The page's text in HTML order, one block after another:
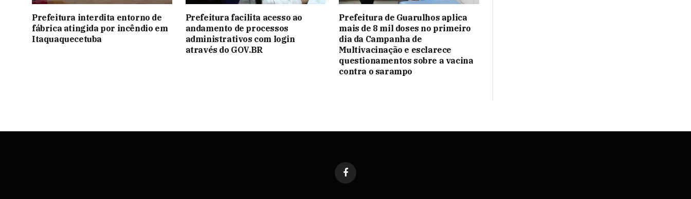
Prefeitura interdita entorno de
fábrica atingida por incêndio em
Itaquaquecetuba
Prefeitura facilita acesso ao
andamento de processos
administrativos com login
através do GOV.BR
Prefeitura de Guarulhos aplica
mais de 8 mil doses no primeiro
dia da Campanha de
Multivacinação e esclarece
questionamentos sobre a vacina
contra o sarampo
Facebook